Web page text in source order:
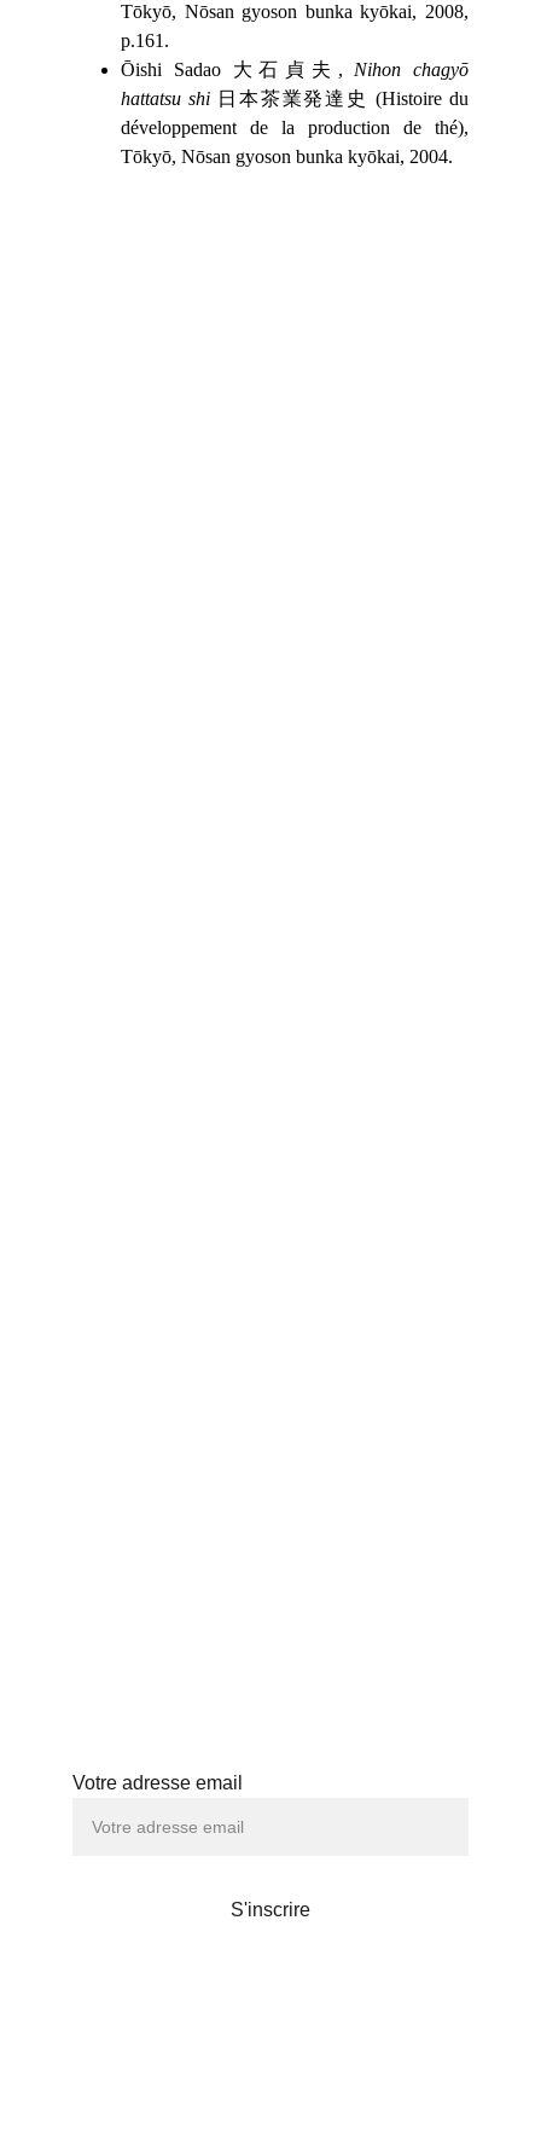
Tōkyō, Nōsan gyoson bunka kyōkai, 2008,
p.161.
Ōishi Sadao 大石貞夫, Nihon chagyō
hattatsu shi日本茶業発達史 (Histoire du
développement de la production de thé),
Tōkyō, Nōsan gyoson bunka kyōkai, 2004.
Votre adresse email
S'inscrire